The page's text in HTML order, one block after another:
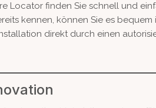
Locator finden Sie schnell und
kennen, können Sie es
direkt durch einen